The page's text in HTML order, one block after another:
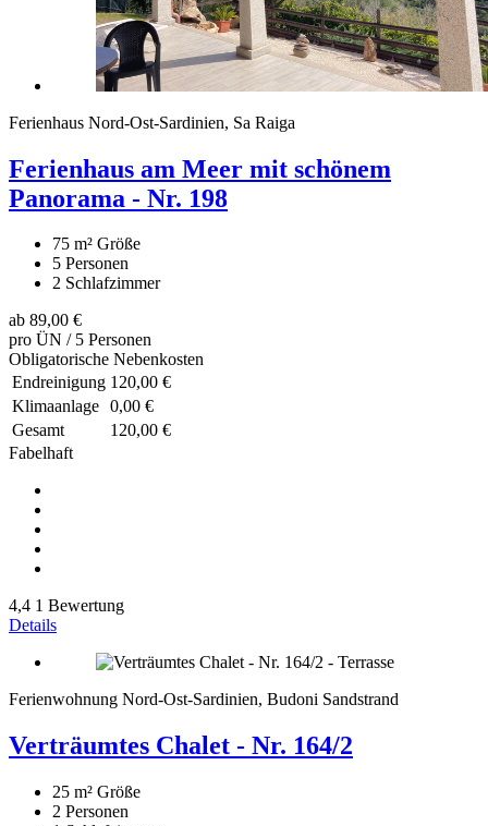
Ferienhaus Nord-Ost-Sardinien, Sa Raiga
Ferienhaus am Meer mit schönem
Panorama - Nr. 198
75 m² Größe
5 Personen
2 Schlafzimmer
ab 89,00 €
pro ÜN / 5 Personen
Obligatorische Nebenkosten
Endreinigung 120,00 €
Klimaanlage 0,00 €
Gesamt
120,00 €
Fabelhaft
4,4 1 Bewertung
Details
Ferienwohnung Nord-Ost-Sardinien, Budoni Sandstrand
Verträumtes Chalet - Nr. 164/2
25 m² Größe
2 Personen